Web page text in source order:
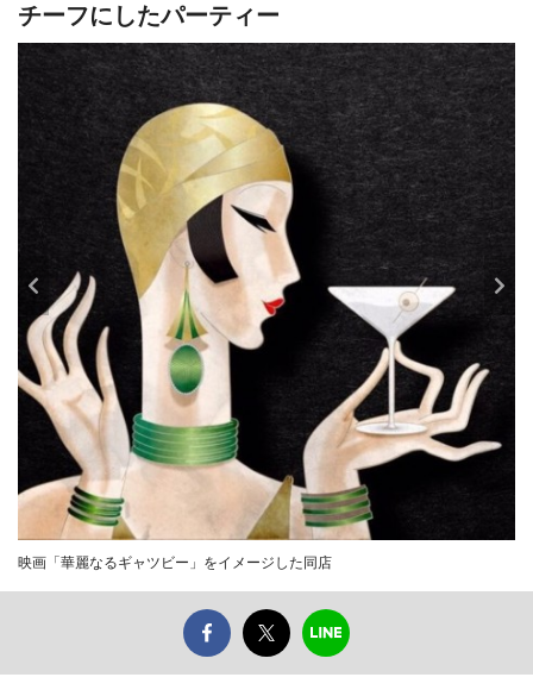
チーフにしたパーティー
映画「華麗なるギャツビー」をイメージした同店